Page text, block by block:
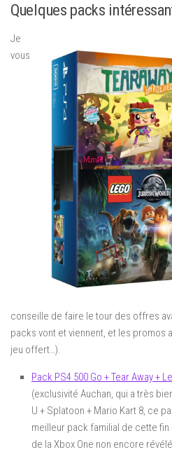
Quelques packs
Je
vous
conseille de faire le tour des offres
packs vont et viennent, et les promos
jeu offert…).
Pack PS4 500 Go + Tear Away +
(exclusivité Auchan, qui a très
U + Splatoon + Mario Kart 8, ce
meilleur pack familial de cette
de la Xbox One non encore